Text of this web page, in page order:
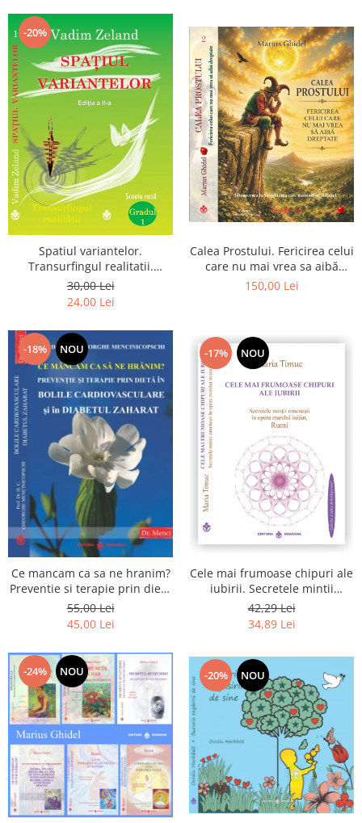
-20%
Spatiul variantelor.
Transurfingul realitatii.
Gradul 1. Cum sa ne
dezvoltam intuitia si sa ne
30,00 Lei
24,00 Lei
Calea Prostului. Fericirea celui
care nu mai vrea sa aibă
dreptate - Intoarcerea la
150,00 Lei
-18% NOU
Ce mancam ca sa ne hranim?
Preventie si terapie prin dieta
in bolile cardiovasculare si in
diabetul zaharat
55,00 Lei
45,00 Lei
-17% NOU
Cele mai frumoase chipuri ale
iubirii. Secretele mintii
omenesti in opera marelui
initiat, Rumi
42,29 Lei
34,89 Lei
-24% NOU -20% NOU